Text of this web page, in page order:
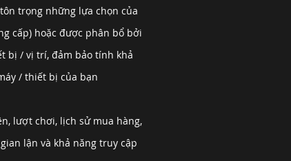
trọng những lựa chọn của
cấp) hoặc được phân bổ bởi
bị / vị trí, đảm bảo tính khả
/ thiết bị của bạn
lượt chơi, lịch sử mua hàng,
lận và khả năng truy cập